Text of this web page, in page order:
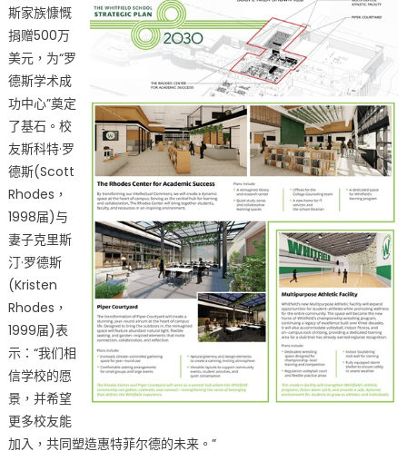
Million
Investment
in
Transformational
Campus
Projects〉
中
斯家族慷慨
捐赠500万
美元，为“罗
德斯学术成
功中心”奠定
了基石。校
友斯科特·罗
德斯(Scott
Rhodes，
1998届)与
妻子克里斯
汀·罗德斯
(Kristen
Rhodes，
1999届)表
示：“我们相
信学校的愿
景，并希望
更多校友能
加入，共同塑造惠特菲尔德的未来。”